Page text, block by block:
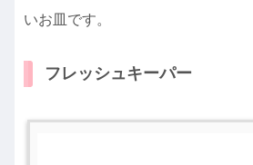
いお皿です。
フレッシュキーパー